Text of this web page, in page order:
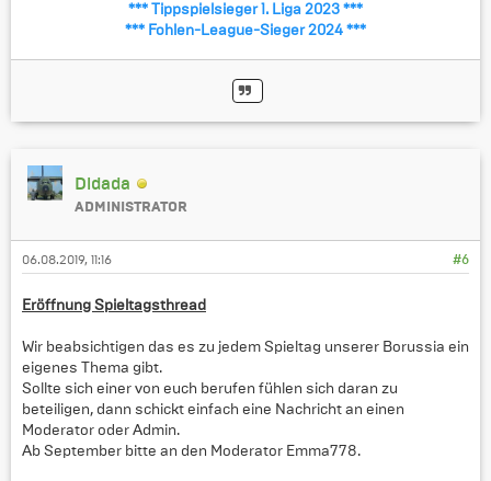
*** Tippspielsieger 1. Liga 2023 ***
*** Fohlen-League-Sieger 2024 ***
Didada
ADMINISTRATOR
#6
06.08.2019, 11:16
Eröffnung Spieltagsthread
Wir beabsichtigen das es zu jedem Spieltag unserer Borussia ein
eigenes Thema gibt.
Sollte sich einer von euch berufen fühlen sich daran zu
beteiligen, dann schickt einfach eine Nachricht an einen
Moderator oder Admin.
Ab September bitte an den Moderator Emma778.